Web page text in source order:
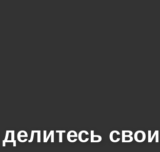
делитесь